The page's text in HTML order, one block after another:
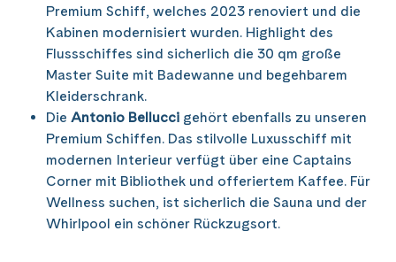
Premium Schiff, welches 2023 renoviert und die
Kabinen modernisiert wurden. Highlight des
Flussschiffes sind sicherlich die 30 qm große
Master Suite mit Badewanne und begehbarem
Kleiderschrank.
Die Antonio Bellucci gehört ebenfalls zu unseren
Premium Schiffen. Das stilvolle Luxusschiff mit
modernen Interieur verfügt über eine Captains
Corner mit Bibliothek und offeriertem Kaffee. Für
Wellness suchen, ist sicherlich die Sauna und der
Whirlpool ein schöner Rückzugsort.